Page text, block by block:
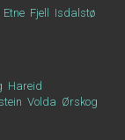
Etne Fjell
Isdalstø
Hareid
Volda Ørskog